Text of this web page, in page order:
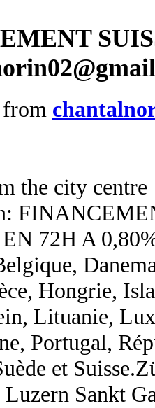
from
the city centre
72H A
Hongrie,
Lituanie,
Portugal,
et
Sankt